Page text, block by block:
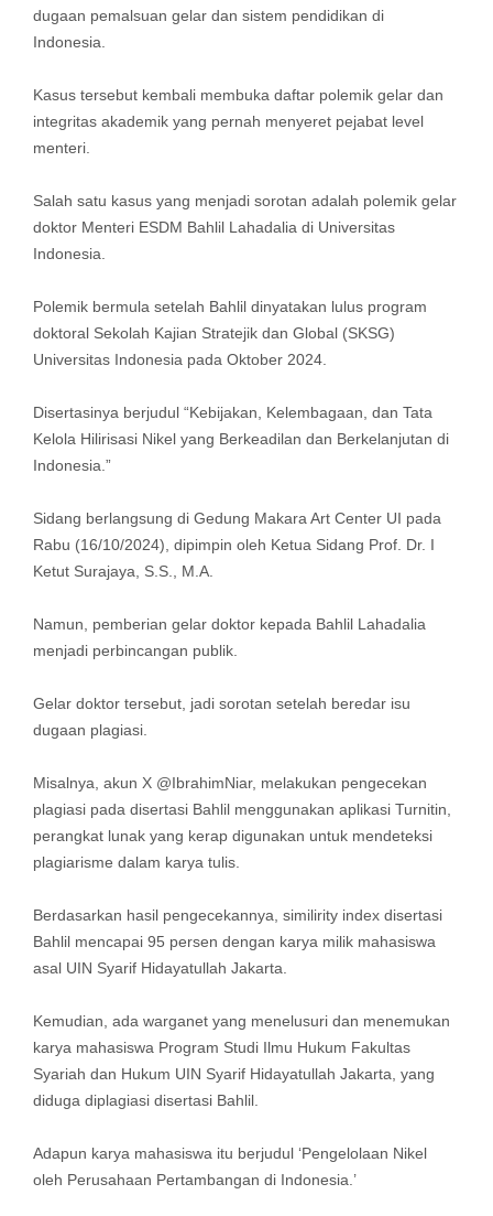
dugaan pemalsuan gelar dan sistem pendidikan di
Indonesia.
Kasus tersebut kembali membuka daftar polemik gelar dan
integritas akademik yang pernah menyeret pejabat level
menteri.
Salah satu kasus yang menjadi sorotan adalah polemik gelar
doktor Menteri ESDM Bahlil Lahadalia di Universitas
Indonesia.
Polemik bermula setelah Bahlil dinyatakan lulus program
doktoral Sekolah Kajian Stratejik dan Global (SKSG)
Universitas Indonesia pada Oktober 2024.
Disertasinya berjudul “Kebijakan, Kelembagaan, dan Tata
Kelola Hilirisasi Nikel yang Berkeadilan dan Berkelanjutan di
Indonesia.”
Sidang berlangsung di Gedung Makara Art Center UI pada
Rabu (16/10/2024), dipimpin oleh Ketua Sidang Prof. Dr. I
Ketut Surajaya, S.S., M.A.
Namun, pemberian gelar doktor kepada Bahlil Lahadalia
menjadi perbincangan publik.
Gelar doktor tersebut, jadi sorotan setelah beredar isu
dugaan plagiasi.
Misalnya, akun X @IbrahimNiar, melakukan pengecekan
plagiasi pada disertasi Bahlil menggunakan aplikasi Turnitin,
perangkat lunak yang kerap digunakan untuk mendeteksi
plagiarisme dalam karya tulis.
Berdasarkan hasil pengecekannya, similirity index disertasi
Bahlil mencapai 95 persen dengan karya milik mahasiswa
asal UIN Syarif Hidayatullah Jakarta.
Kemudian, ada warganet yang menelusuri dan menemukan
karya mahasiswa Program Studi Ilmu Hukum Fakultas
Syariah dan Hukum UIN Syarif Hidayatullah Jakarta, yang
diduga diplagiasi disertasi Bahlil.
Adapun karya mahasiswa itu berjudul ‘Pengelolaan Nikel
oleh Perusahaan Pertambangan di Indonesia.’